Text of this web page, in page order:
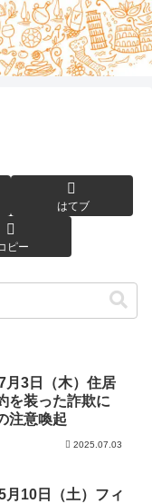
はてブ
ピー
月3日（木）住居
を装った詐欺に
注意喚起
2025.07.03
月10日（土）フィ